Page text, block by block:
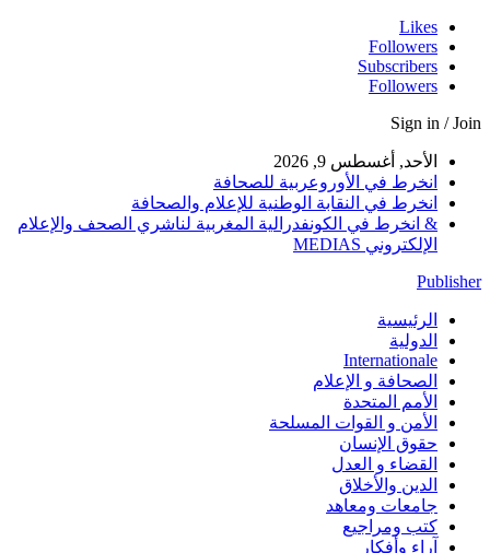
Likes
Followers
Subscribers
Followers
Sign in / Join
الأحد, أغسطس 9, 2026
انخرط في الأوروعربية للصحافة
انخرط في النقابة الوطنية للإعلام والصحافة
& انخرط في الكونفدرالية المغربية لناشري الصحف والإعلام
الإلكتروني MEDIAS
Publisher
الرئيسية
الدولية
Internationale
الصحافة و الإعلام
الأمم المتحدة
الأمن و القوات المسلحة
حقوق الإنسان
القضاء و العدل
الدين والأخلاق
جامعات ومعاهد
كتب ومراجيع
آراء وأفكار